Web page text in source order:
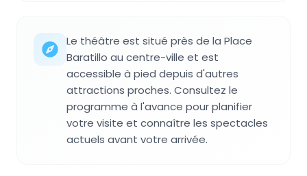
Le théâtre est situé près de la Place
Baratillo au centre-ville et est
accessible à pied depuis d'autres
attractions proches. Consultez le
programme à l'avance pour planifier
votre visite et connaître les spectacles
actuels avant votre arrivée.